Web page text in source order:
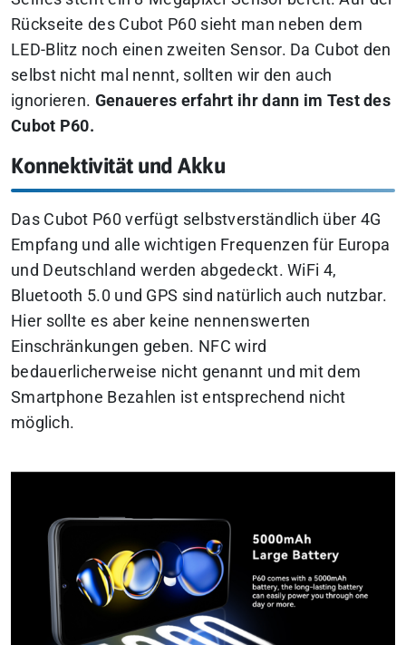
Rückseite des Cubot P60 sieht man neben dem
LED-Blitz noch einen zweiten Sensor. Da Cubot den
selbst nicht mal nennt, sollten wir den auch
ignorieren. Genaueres erfahrt ihr dann im Test des
Cubot P60.
Konnektivität und Akku
Das Cubot P60 verfügt selbstverständlich über 4G
Empfang und alle wichtigen Frequenzen für Europa
und Deutschland werden abgedeckt. WiFi 4,
Bluetooth 5.0 und GPS sind natürlich auch nutzbar.
Hier sollte es aber keine nennenswerten
Einschränkungen geben. NFC wird
bedauerlicherweise nicht genannt und mit dem
Smartphone Bezahlen ist entsprechend nicht
möglich.